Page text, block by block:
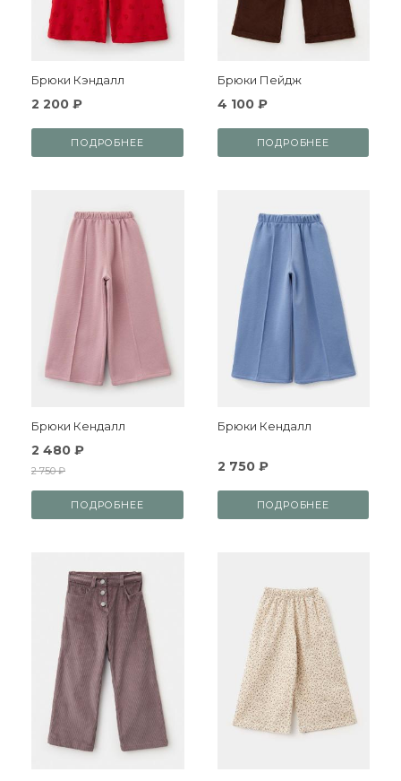
Брюки Кэндалл
2 200 ₽
ПОДРОБНЕЕ
Брюки Пейдж
4 100 ₽
ПОДРОБНЕЕ
Брюки Кендалл
2 480 ₽
2 750 ₽
ПОДРОБНЕЕ
Брюки Кендалл
2 750 ₽
ПОДРОБНЕЕ